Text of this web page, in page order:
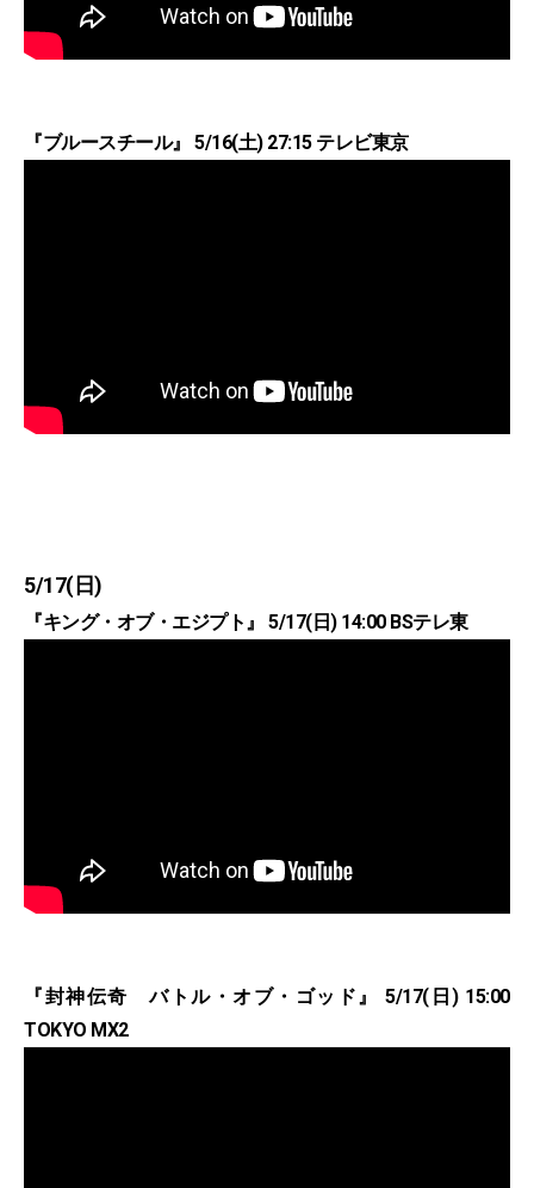
『ブルースチール』 5/16(土) 27:15 テレビ東京
5/17(日)
『キング・オブ・エジプト』 5/17(日) 14:00 BSテレ東
『封神伝奇 バトル・オブ・ゴッド』 5/17(日) 15:00
TOKYO MX2